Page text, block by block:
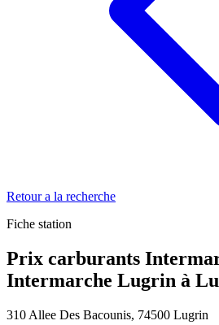
Retour a la recherche
Fiche station
Prix carburants
Intermarche Lugrin à
310 Allee Des Bacounis, 74500 Lugrin